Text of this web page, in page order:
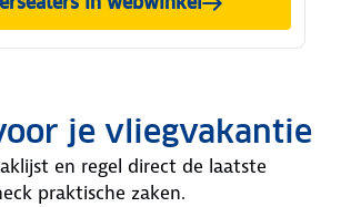
je vliegvakantie
en regel direct de laatste
praktische zaken.